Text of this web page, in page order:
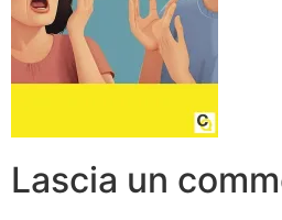
Lascia un